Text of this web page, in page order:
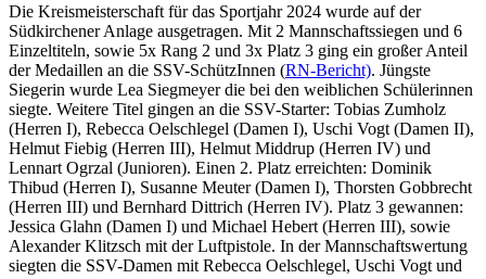
Die Kreismeisterschaft für das Sportjahr 2024 wurde auf der
Südkirchener Anlage ausgetragen. Mit 2 Mannschaftssiegen und 6
Einzeltiteln, sowie 5x Rang 2 und 3x Platz 3 ging ein großer Anteil
der Medaillen an die SSV-SchützInnen (RN-Bericht). Jüngste
Siegerin wurde Lea Siegmeyer die bei den weiblichen Schülerinnen
siegte. Weitere Titel gingen an die SSV-Starter: Tobias Zumholz
(Herren I), Rebecca Oelschlegel (Damen I), Uschi Vogt (Damen II),
Helmut Fiebig (Herren III), Helmut Middrup (Herren IV) und
Lennart Ogrzal (Junioren). Einen 2. Platz erreichten: Dominik
Thibud (Herren I), Susanne Meuter (Damen I), Thorsten Gobbrecht
(Herren III) und Bernhard Dittrich (Herren IV). Platz 3 gewannen:
Jessica Glahn (Damen I) und Michael Hebert (Herren III), sowie
Alexander Klitzsch mit der Luftpistole. In der Mannschaftswertung
siegten die SSV-Damen mit Rebecca Oelschlegel, Uschi Vogt und